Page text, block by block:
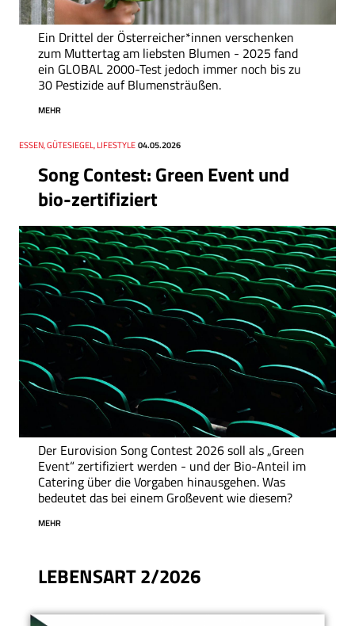
Ein Drittel der Österreicher*innen verschenken
zum Muttertag am liebsten Blumen - 2025 fand
ein GLOBAL 2000-Test jedoch immer noch bis zu
30 Pestizide auf Blumensträußen.
MEHR
Song Contest: Green Event und
bio-zertifiziert
Thema
ESSEN, GÜTESIEGEL, LIFESTYLE
Datum 04.05.2026
Der Eurovision Song Contest 2026 soll als „Green
Event“ zertifiziert werden - und der Bio-Anteil im
Catering über die Vorgaben hinausgehen. Was
bedeutet das bei einem Großevent wie diesem?
MEHR
LEBENSART 2/2026